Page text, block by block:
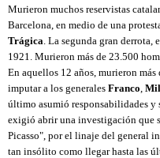
Murieron muchos reservistas
Barcelona, ​​en medio de una
Trágica . La segunda gran
1921. Murieron más de 23.500
En aquellos 12 años, murieron
imputar a los generales Franco
último asumió responsabilidades y
exigió abrir una investigación que
Picasso", por el linaje del general
tan insólito como llegar hasta las